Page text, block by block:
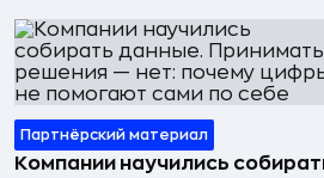
Партнёрский материал
Компании научились